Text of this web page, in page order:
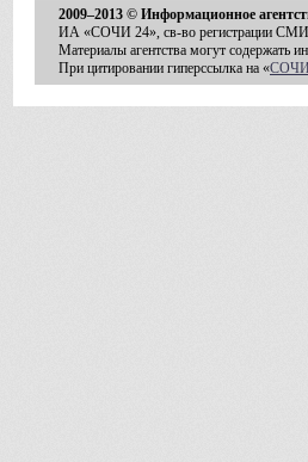
2009–2013 © Информационное
ИА «СОЧИ 24», св-во регистрации
Материалы агентства могут содержать
При цитировании гиперссылка на «